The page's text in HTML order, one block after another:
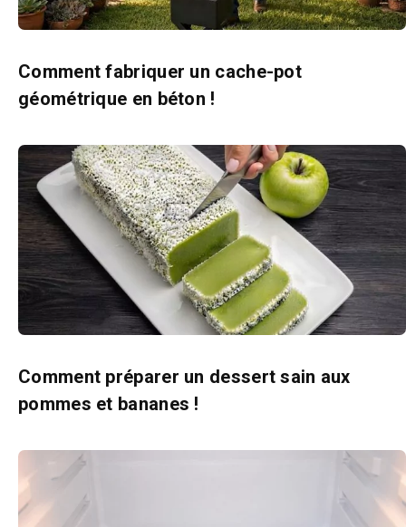
Comment fabriquer un cache-pot
géométrique en béton !
Comment préparer un dessert sain aux
pommes et bananes !